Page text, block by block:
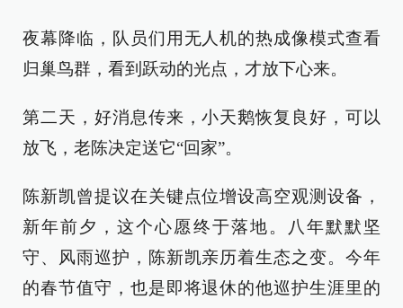
夜幕降临，队员们用无人机的热成像模式查看
归巢鸟群，看到跃动的光点，才放下心来。
第二天，好消息传来，小天鹅恢复良好，可以
放飞，老陈决定送它“回家”。
陈新凯曾提议在关键点位增设高空观测设备，
新年前夕，这个心愿终于落地。八年默默坚
守、风雨巡护，陈新凯亲历着生态之变。今年
的春节值守，也是即将退休的他巡护生涯里的